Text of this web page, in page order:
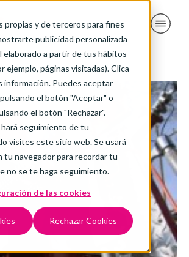
propias y de terceros para fines
publicidad personalizada
elaborado a partir de tus hábitos
ejemplo, páginas visitadas). Clica
información. Puedes aceptar
el botón "Aceptar" o
el botón "Rechazar".
hará seguimiento de tu
visites este sitio web. Se usará
tu navegador para recordar tu
no se te haga seguimiento.
de las cookies
Rechazar Cookies